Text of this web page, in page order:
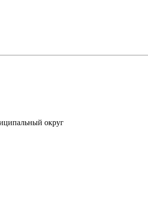
округ